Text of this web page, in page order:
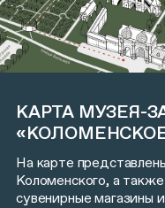
КАРТА МУЗЕЯ-
На карте
Коломенского, а
сувенирные магазины